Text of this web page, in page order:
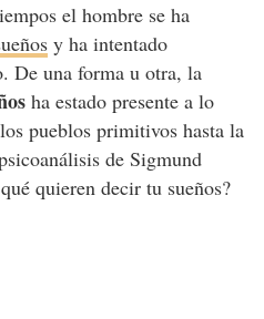
el hombre se ha
y ha intentado
De una forma u otra, la
ha estado presente a lo
pueblos primitivos hasta la
de Sigmund
quieren decir tu sueños?